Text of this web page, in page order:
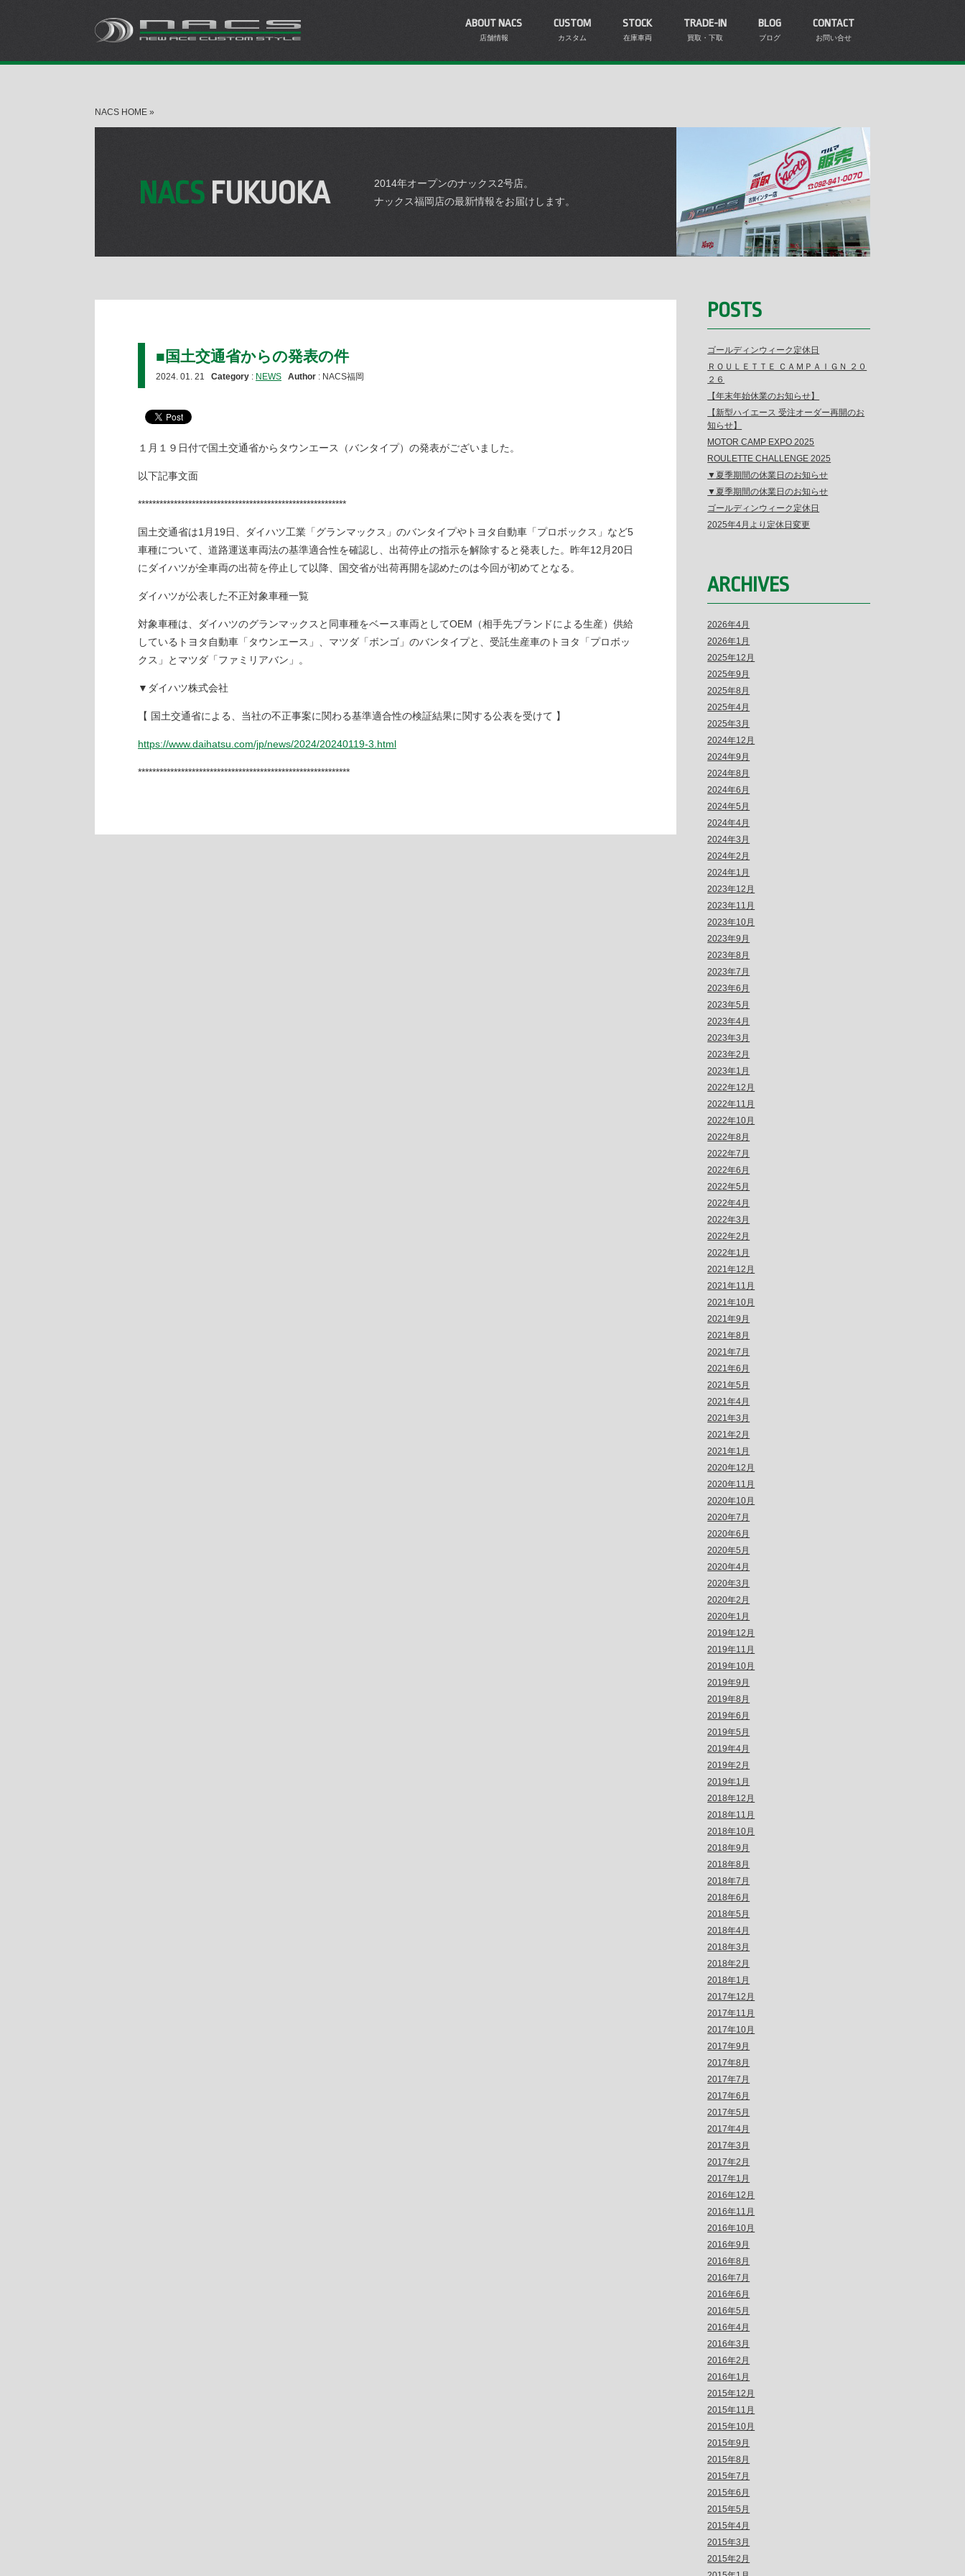
ABOUT NACS
店舗情報
CUSTOM
カスタム
STOCK
在庫車両
TRADE-IN
買取・下取
BLOG
ブログ
CONTACT
お問い合せ
NACS HOME »
NACS FUKUOKA
2014年オープンのナックス2号店。
ナックス福岡店の最新情報をお届けします。
■国土交通省からの発表の件
2024. 01. 21 Category : NEWS Author : NACS福岡
１月１９日付で国土交通省からタウンエース（バンタイプ）の発表がございました。
以下記事文面
**********************************************************
国土交通省は1月19日、ダイハツ工業「グランマックス」のバンタイプやトヨタ自動車「プロボックス」など5
車種について、道路運送車両法の基準適合性を確認し、出荷停止の指示を解除すると発表した。昨年12月20日
にダイハツが全車両の出荷を停止して以降、国交省が出荷再開を認めたのは今回が初めてとなる。
ダイハツが公表した不正対象車種一覧
対象車種は、ダイハツのグランマックスと同車種をベース車両としてOEM（相手先ブランドによる生産）供給
しているトヨタ自動車「タウンエース」、マツダ「ボンゴ」のバンタイプと、受託生産車のトヨタ「プロボッ
クス」とマツダ「ファミリアバン」。
▼ダイハツ株式会社
【 国土交通省による、当社の不正事案に関わる基準適合性の検証結果に関する公表を受けて 】
https://www.daihatsu.com/jp/news/2024/20240119-3.html
***********************************************************
POSTS
ゴールディンウィーク定休日
ＲＯＵＬＥＴＴＥ ＣＡＭＰＡＩＧＮ ２０
２６
【年末年始休業のお知らせ】
【新型ハイエース 受注オーダー再開のお
知らせ】
MOTOR CAMP EXPO 2025
ROULETTE CHALLENGE 2025
▼夏季期間の休業日のお知らせ
▼夏季期間の休業日のお知らせ
ゴールディンウィーク定休日
2025年4月より定休日変更
ARCHIVES
2026年4月
2026年1月
2025年12月
2025年9月
2025年8月
2025年4月
2025年3月
2024年12月
2024年9月
2024年8月
2024年6月
2024年5月
2024年4月
2024年3月
2024年2月
2024年1月
2023年12月
2023年11月
2023年10月
2023年9月
2023年8月
2023年7月
2023年6月
2023年5月
2023年4月
2023年3月
2023年2月
2023年1月
2022年12月
2022年11月
2022年10月
2022年8月
2022年7月
2022年6月
2022年5月
2022年4月
2022年3月
2022年2月
2022年1月
2021年12月
2021年11月
2021年10月
2021年9月
2021年8月
2021年7月
2021年6月
2021年5月
2021年4月
2021年3月
2021年2月
2021年1月
2020年12月
2020年11月
2020年10月
2020年7月
2020年6月
2020年5月
2020年4月
2020年3月
2020年2月
2020年1月
2019年12月
2019年11月
2019年10月
2019年9月
2019年8月
2019年6月
2019年5月
2019年4月
2019年2月
2019年1月
2018年12月
2018年11月
2018年10月
2018年9月
2018年8月
2018年7月
2018年6月
2018年5月
2018年4月
2018年3月
2018年2月
2018年1月
2017年12月
2017年11月
2017年10月
2017年9月
2017年8月
2017年7月
2017年6月
2017年5月
2017年4月
2017年3月
2017年2月
2017年1月
2016年12月
2016年11月
2016年10月
2016年9月
2016年8月
2016年7月
2016年6月
2016年5月
2016年4月
2016年3月
2016年2月
2016年1月
2015年12月
2015年11月
2015年10月
2015年9月
2015年8月
2015年7月
2015年6月
2015年5月
2015年4月
2015年3月
2015年2月